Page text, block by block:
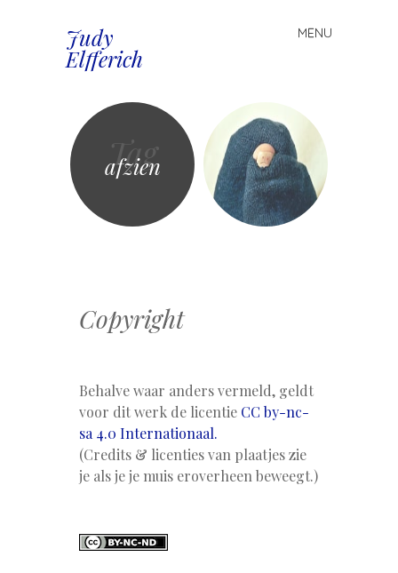
Judy
Elfferich
MENU
Spring
naar
Tag
afzien
Copyright
Behalve waar anders vermeld, geldt
voor dit werk de licentie CC by-nc-
sa 4.0 Internationaal.
(Credits & licenties van plaatjes zie
je als je je muis eroverheen beweegt.)